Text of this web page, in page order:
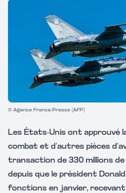
© Agence France-Presse (AFP)
Les États-Unis ont approuvé
combat et d’autres pièces
transaction de 330 millions
depuis que le président
fonctions en janvier,